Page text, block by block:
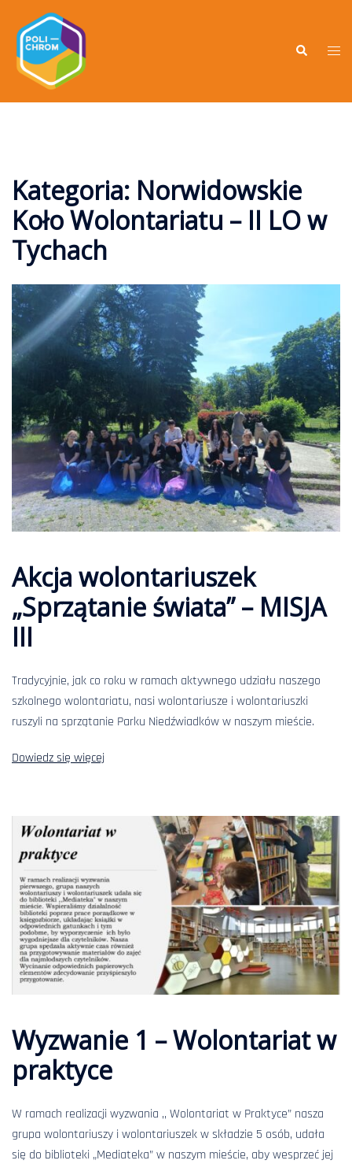
Kategoria: Norwidowskie
Koło Wolontariatu – II LO w
Tychach
Akcja wolontariuszek
„Sprzątanie świata” – MISJA
III
Tradycyjnie, jak co roku w ramach aktywnego udziału naszego
szkolnego wolontariatu, nasi wolontariusze i wolontariuszki
ruszyli na sprzątanie Parku Niedźwiadków w naszym mieście.
Dowiedz się więcej
Wyzwanie 1 – Wolontariat w
praktyce
W ramach realizacji wyzwania ,, Wolontariat w Praktyce” nasza
grupa wolontariuszy i wolontariuszek w składzie 5 osób, udała
się do biblioteki „Mediateka” w naszym mieście, aby wesprzeć jej